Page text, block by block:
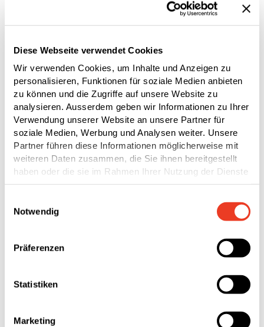
Diese Webseite verwendet Cookies
Wir verwenden Cookies, um Inhalte und Anzeigen zu
personalisieren, Funktionen für soziale Medien anbieten
zu können und die Zugriffe auf unsere Website zu
analysieren. Ausserdem geben wir Informationen zu Ihrer
Verwendung unserer Website an unsere Partner für
soziale Medien, Werbung und Analysen weiter. Unsere
Partner führen diese Informationen möglicherweise mit
weiteren Daten zusammen, die Sie ihnen bereitgestellt
haben oder die sie im Rahmen Ihrer Nutzung der Dienste
gesammelt haben.
Notwendig
Präferenzen
Statistiken
Marketing
Schweiz selbst herzustellen. Weitere 10% der
Energieproduktion sollen in den nächsten Jahren
Photovoltaikanlagen an weiteren Schweizer
Standorten gewonnen werden, sodass SFS
zukünftig rund 30% der benötigten Energie in der
Schweiz unabhängig und erneuerbar produzieren
könnte. Gemäss umfassenden Vorabklärungen ist
der Standort im Industriegebiet in Heerbrugg
prädestiniert für den Bau einer Windenergieanlage.
Als Teil des Auflageverfahrens werden die
konkreten Verhältnisse am geplanten Standort jetzt